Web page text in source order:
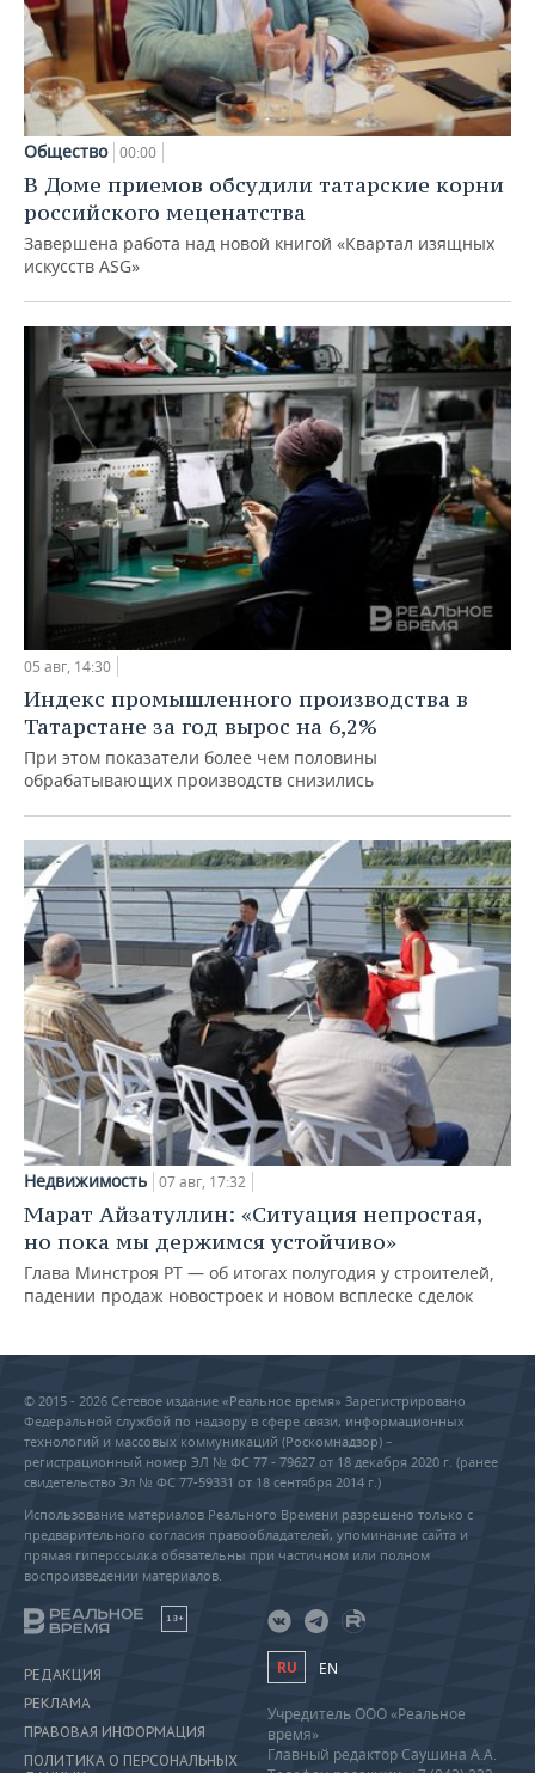
Общество 00:00
В Доме приемов обсудили татарские корни
российского меценатства
Завершена работа над новой книгой «Квартал изящных
искусств ASG»
05 авг, 14:30
Индекс промышленного производства в
Татарстане за год вырос на 6,2%
При этом показатели более чем половины
обрабатывающих производств снизились
Недвижимость 07 авг, 17:32
Марат Айзатуллин: «Ситуация непростая,
но пока мы держимся устойчиво»
Глава Минстроя РТ — об итогах полугодия у строителей,
падении продаж новостроек и новом всплеске сделок
© 2015 - 2026 Сетевое издание «Реальное время» Зарегистрировано
Федеральной службой по надзору в сфере связи, информационных
технологий и массовых коммуникаций (Роскомнадзор) –
регистрационный номер ЭЛ № ФС 77 - 79627 от 18 декабря 2020 г. (ранее
свидетельство Эл № ФС 77-59331 от 18 сентября 2014 г.)
Использование материалов Реального Времени разрешено только с
предварительного согласия правообладателей, упоминание сайта и
прямая гиперссылка обязательны при частичном или полном
воспроизведении материалов.
18+
РЕДАКЦИЯ
РЕКЛАМА
ПРАВОВАЯ ИНФОРМАЦИЯ
ПОЛИТИКА О ПЕРСОНАЛЬНЫХ
RU EN
Учредитель ООО «Реальное
время»
Главный редактор Саушина А.А.